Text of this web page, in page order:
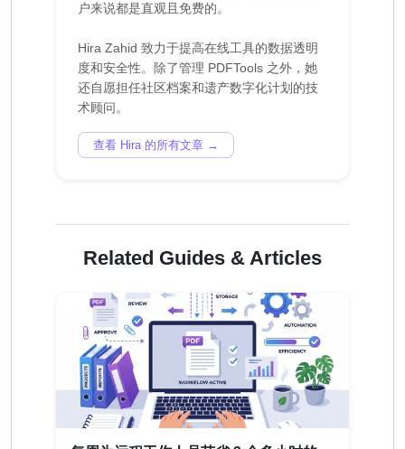
户来说都是直观且免费的。
Hira Zahid 致力于提高在线工具的数据透明
度和安全性。除了管理 PDFTools 之外，她
还自愿担任社区档案和遗产数字化计划的技
查看 Hira 的所有文章 →
Related Guides & Articles